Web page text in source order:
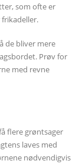
som ofte er
frikadeller.
de bliver mere
Prøv for
med revne
flere grøntsager
laves med
nødvendigvis